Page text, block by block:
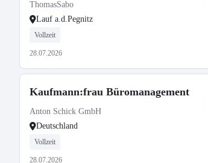
ThomasSabo
Lauf a.d.Pegnitz
Vollzeit
28.07.2026
Kaufmann:frau Büromanagement
Anton Schick GmbH
Deutschland
Vollzeit
28.07.2026